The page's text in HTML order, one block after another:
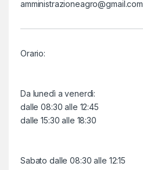
amministrazioneagro@gmail.com
Orario:
Da lunedì a venerdì:
dalle 08:30 alle 12:45
dalle 15:30 alle 18:30
Sabato dalle 08:30 alle 12:15